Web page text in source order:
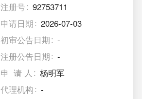
注册号
92753711
申请日期
2026-07-03
初审公告日期
-
注册公告日期
-
申 请 人
杨明军
代理机构
-